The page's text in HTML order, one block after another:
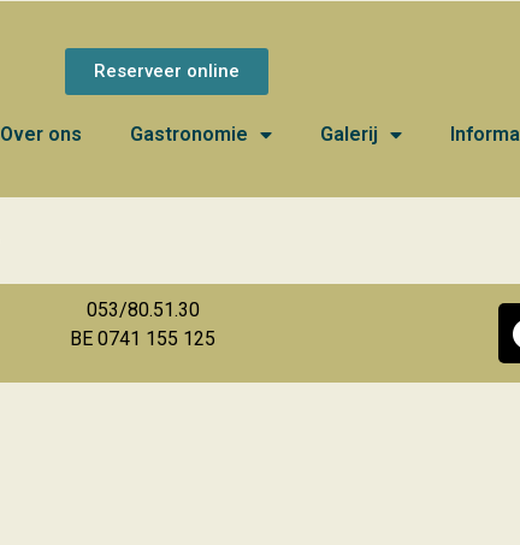
Reserveer online
Over ons Gastronomie Galerij
053/80.51.30
BE 0741 155 125